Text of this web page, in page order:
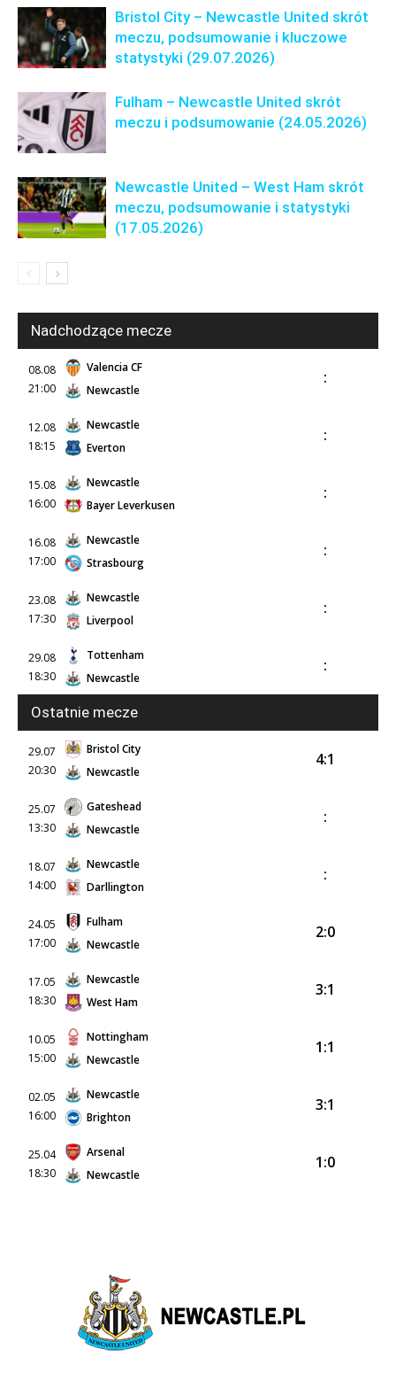
Bristol City – Newcastle United skrót
meczu, podsumowanie i kluczowe
statystyki (29.07.2026)
Fulham – Newcastle United skrót
meczu i podsumowanie (24.05.2026)
Newcastle United – West Ham skrót
meczu, podsumowanie i statystyki
(17.05.2026)
Nadchodzące mecze
08.08
21:00
Valencia CF
Newcastle
:
12.08
18:15
Newcastle
Everton
:
15.08
16:00
Newcastle
Bayer Leverkusen
:
16.08
17:00
Newcastle
Strasbourg
:
23.08
17:30
Newcastle
Liverpool
:
29.08
18:30
Tottenham
Newcastle
:
Ostatnie mecze
29.07
20:30
Bristol City
Newcastle
4:1
25.07
13:30
Gateshead
Newcastle
:
18.07
14:00
Newcastle
Darllington
:
24.05
17:00
Fulham
Newcastle
2:0
17.05
18:30
Newcastle
West Ham
3:1
10.05
15:00
Nottingham
Newcastle
1:1
02.05
16:00
Newcastle
Brighton
3:1
25.04
18:30
Arsenal
Newcastle
1:0